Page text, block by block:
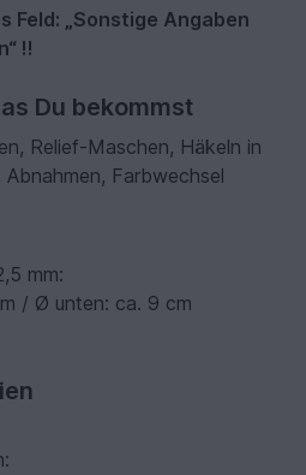
Feld: „Sonstige Angaben
!!
Du bekommst
Relief-Maschen, Häkeln in
Abnahmen, Farbwechsel
mm:
/ Ø unten: ca. 9 cm